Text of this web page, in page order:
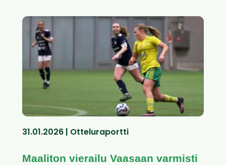
31.01.2026 | Otteluraportti
Maaliton vierailu Vaasaan varmisti